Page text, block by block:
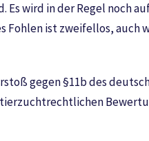
wird in der Regel noch
ist zweifellos, auch
gegen §11b des